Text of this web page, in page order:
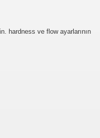
hardness ve flow ayarlarının